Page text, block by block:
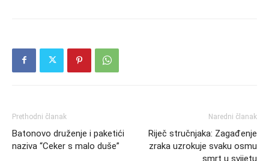
Prethodni članak
Batonovo druženje i paketići
naziva “Ceker s malo duše”
Naredni članak
Riječ stručnjaka: Zagađenje
zraka uzrokuje svaku osmu
smrt u svijetu